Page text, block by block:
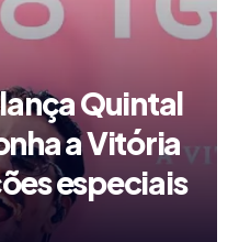
Quintal
a Vitória
especiais